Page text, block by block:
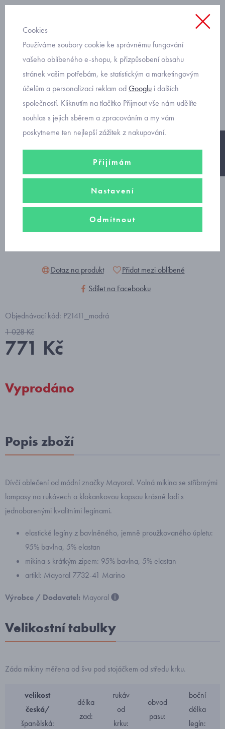
mikiny v kompletu
Mayoral dívčí set mikina
oversize a legíny 7732
Dotaz na produkt
Přidat mezi oblíbené
Sdílet na Facebooku
Objednávací kód: P21411_modrá
1 028 Kč
771 Kč
Vyprodáno
Popis zboží
Dívčí oblečení od módní značky Mayoral. Volná mikina se stříbrnými
lampasy na rukávech a klokankovou kapsou krásně ladí s
jednobarenými kvalitními legínami.
elastické legíny z bavlněného, jemně proužkovaného úpletu:
95% bavlna, 5% elastan
mikina s krátkým zipem: 95% bavlna, 5% elastan
artikl: Mayoral 7732-41 Marino
Výrobce / Dodavatel: Mayoral
Velikostní tabulky
Záda mikiny měřena od švu pod stojáčkem od středu krku.
velikost
česká/
španělská:
délka
zad:
rukáv
od
krku:
obvod
pasu:
boční
délka
legín:
Cookies
Používáme soubory cookie ke správnému fungování
vašeho oblíbeného e-shopu, k přizpůsobení obsahu
stránek vašim potřebám, ke statistickým a marketingovým
účelům a personalizaci reklam odGooglu i dalších
společností. Kliknutím na tlačítko Přijmout vše nám udělíte
souhlas s jejich sběrem a zpracováním a my vám
poskytneme ten nejlepší zážitek z nakupování.
Přijímám
Nastavení
Odmítnout